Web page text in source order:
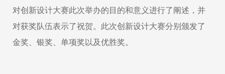
对创新设计大赛此次举办的目的和意义进行了阐述，并
对获奖队伍表示了祝贺。此次创新设计大赛分别颁发了
金奖、银奖、单项奖以及优胜奖。